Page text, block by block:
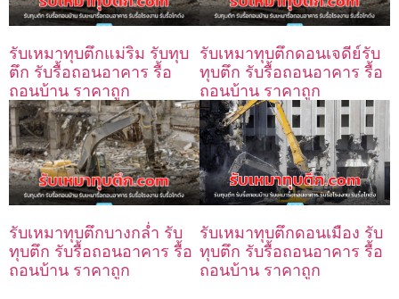
รับเหมาทุบตึกแม่ริม รับทุบ
ตึก รับรื้อถอนอาคาร รื้อ
ถอนบ้าน ราคาถูก
รับเหมาทุบตึกดอนเจดีย์รับ
ทุบตึก รับรื้อถอนอาคาร รื้อ
ถอนบ้าน ราคาถูก
รับเหมาทุบตึกบางกล่ำ รับ
ทุบตึก รับรื้อถอนอาคาร รื้อ
ถอนบ้าน ราคาถูก
รับเหมาทุบตึกดอนเมือง รับ
ทุบตึก รับรื้อถอนอาคาร รื้อ
ถอนบ้าน ราคาถูก